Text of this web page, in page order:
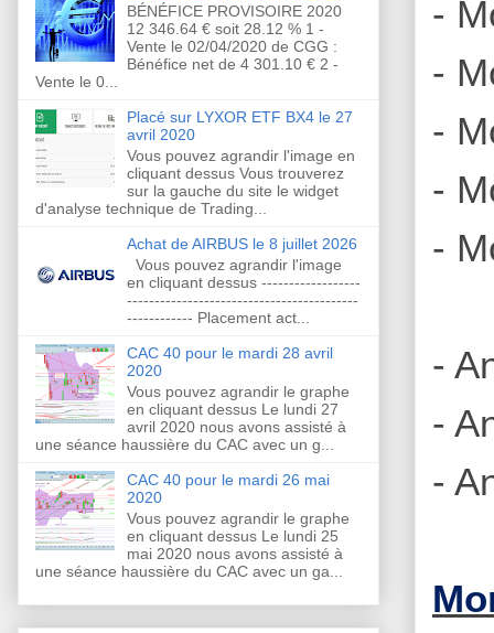
-
-
-
-
-
-
-
-
BÉNÉFICE PROVISOIRE 2020
12 346.64 € soit 28.12 % 1 -
Vente le 02/04/2020 de CGG :
Bénéfice net de 4 301.10 € 2 -
Vente le 0...
Placé sur LYXOR ETF BX4 le 27
avril 2020
Vous pouvez agrandir l'image en
cliquant dessus Vous trouverez
sur la gauche du site le widget
d'analyse technique de Trading...
Achat de AIRBUS le 8 juillet 2026
Vous pouvez agrandir l'image
en cliquant dessus ------------------
------------------------------------------
------------ Placement act...
CAC 40 pour le mardi 28 avril
2020
Vous pouvez agrandir le graphe
en cliquant dessus Le lundi 27
avril 2020 nous avons assisté à
une séance haussière du CAC avec un g...
CAC 40 pour le mardi 26 mai
2020
Vous pouvez agrandir le graphe
en cliquant dessus Le lundi 25
mai 2020 nous avons assisté à
une séance haussière du CAC avec un ga...